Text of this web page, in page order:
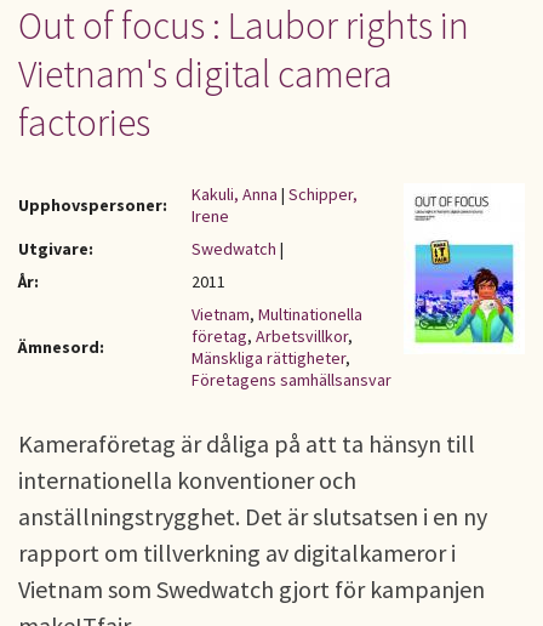
Out of focus : Laubor rights in
Vietnam's digital camera
factories
Upphovspersoner: Kakuli, Anna | Schipper,
Irene
Utgivare:
Swedwatch |
År:
2011
Ämnesord:
Vietnam, Multinationella
företag, Arbetsvillkor,
Mänskliga rättigheter,
Företagens samhällsansvar
Kameraföretag är dåliga på att ta hänsyn till
internationella konventioner och
anställningstrygghet. Det är slutsatsen i en ny
rapport om tillverkning av digitalkameror i
Vietnam som Swedwatch gjort för kampanjen